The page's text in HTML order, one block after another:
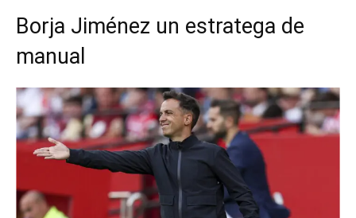
Borja Jiménez un estratega de
manual